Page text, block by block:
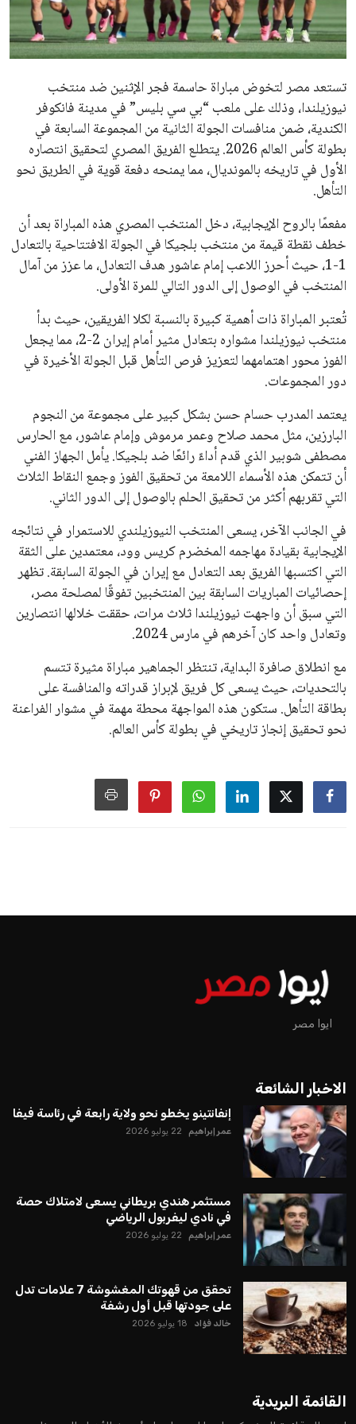
علوم وتكنولوجيا
المرأة والجمال
حوادث
محافظات
تستعد مصر لتخوض مباراة حاسمة فجر الإثنين ضد منتخب
نيوزيلندا، وذلك على ملعب “بي سي بليس” في مدينة فانكوفر
الكندية، ضمن منافسات الجولة الثانية من المجموعة السابعة في
بطولة كأس العالم 2026. يتطلع الفريق المصري لتحقيق انتصاره
الأول في تاريخه بالمونديال، مما يمنحه دفعة قوية في الطريق نحو
التأهل.
مفعمًا بالروح الإيجابية، دخل المنتخب المصري هذه المباراة بعد أن
خطف نقطة قيمة من منتخب بلجيكا في الجولة الافتتاحية بالتعادل
1-1، حيث أحرز اللاعب إمام عاشور هدف التعادل، ما عزز من آمال
المنتخب في الوصول إلى الدور التالي للمرة الأولى.
تُعتبر المباراة ذات أهمية كبيرة بالنسبة لكلا الفريقين، حيث بدأ
منتخب نيوزيلندا مشواره بتعادل مثير أمام إيران 2-2، مما يجعل
الفوز محور اهتمامهما لتعزيز فرص التأهل قبل الجولة الأخيرة في
دور المجموعات.
يعتمد المدرب حسام حسن بشكل كبير على مجموعة من النجوم
البارزين، مثل محمد صلاح وعمر مرموش وإمام عاشور، مع الحارس
مصطفى شوبير الذي قدم أداءً رائعًا ضد بلجيكا. يأمل الجهاز الفني
أن تتمكن هذه الأسماء اللامعة من تحقيق الفوز وجمع النقاط الثلاث
التي تقربهم أكثر من تحقيق الحلم بالوصول إلى الدور الثاني.
في الجانب الآخر، يسعى المنتخب النيوزيلندي للاستمرار في نتائجه
الإيجابية بقيادة مهاجمه المخضرم كريس وود، معتمدين على الثقة
التي اكتسبها الفريق بعد التعادل مع إيران في الجولة السابقة. تظهر
إحصائيات المباريات السابقة بين المنتخبين تفوقًا لمصلحة مصر،
التي سبق أن واجهت نيوزيلندا ثلاث مرات، حققت خلالها انتصارين
وتعادل واحد كان آخرهم في مارس 2024.
مع انطلاق صافرة البداية، تنتظر الجماهير مباراة مثيرة تتسم
بالتحديات، حيث يسعى كل فريق لإبراز قدراته والمنافسة على
بطاقة التأهل. ستكون هذه المواجهة محطة مهمة في مشوار الفراعنة
نحو تحقيق إنجاز تاريخي في بطولة كأس العالم.
ايوا مصر
الاخبار الشائعة
إنفانتينو يخطو نحو ولاية رابعة في رئاسة فيفا
عمر إبراهيم 22 يوليو 2026
مستثمر هندي بريطاني يسعى لامتلاك حصة
في نادي ليفربول الرياضي
عمر إبراهيم 22 يوليو 2026
تحقق من قهوتك المغشوشة 7 علامات تدل
على جودتها قبل أول رشفة
خالد فؤاد 18 يوليو 2026
القائمة البريدية